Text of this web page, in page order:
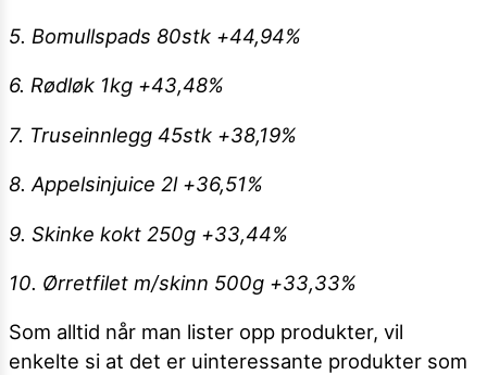
5. Bomullspads 80stk +44,94%
6. Rødløk 1kg +43,48%
7. Truseinnlegg 45stk +38,19%
8. Appelsinjuice 2l +36,51%
9. Skinke kokt 250g +33,44%
10. Ørretfilet m/skinn 500g +33,33%
Som alltid når man lister opp produkter, vil
enkelte si at det er uinteressante produkter som